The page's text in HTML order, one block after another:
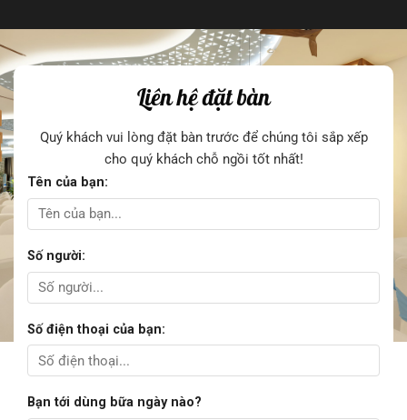
Liên hệ đặt bàn
Quý khách vui lòng đặt bàn trước để chúng tôi sắp xếp
cho quý khách chỗ ngồi tốt nhất!
Tên của bạn:
Số người:
Số điện thoại của bạn:
Bạn tới dùng bữa ngày nào?